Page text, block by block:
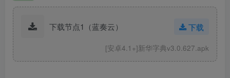
下载节点1（蓝奏云） 下载
[安卓4.1+]新华字典v3.0.627.apk